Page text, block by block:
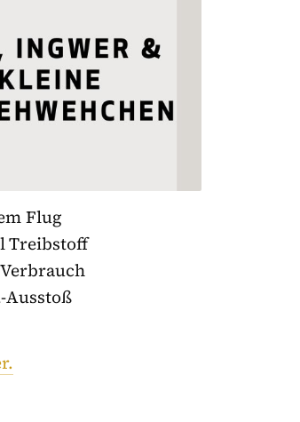
Flug
Treibstoff
Ausstoß